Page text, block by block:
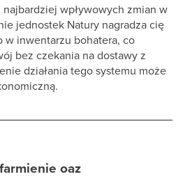
wpływowych zmian w
jednostek Natury nagradza cię
w inwentarzu bohatera, co
bez czekania na dostawy z
działania tego systemu może
oaz